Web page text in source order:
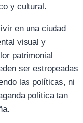
y cultural.
en una ciudad
visual y
patrimonial
ser estropeadas
las políticas, ni
política tan